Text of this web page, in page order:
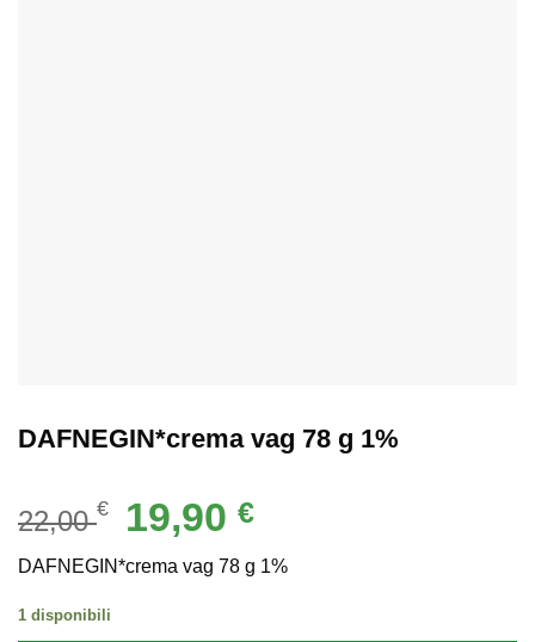
DAFNEGIN*crema vag 78 g 1%
22,00€
Il
prezzo
originale
19,90€Il
attuale
DAFNEGIN*crema vag 78 g 1%
1 disponibili